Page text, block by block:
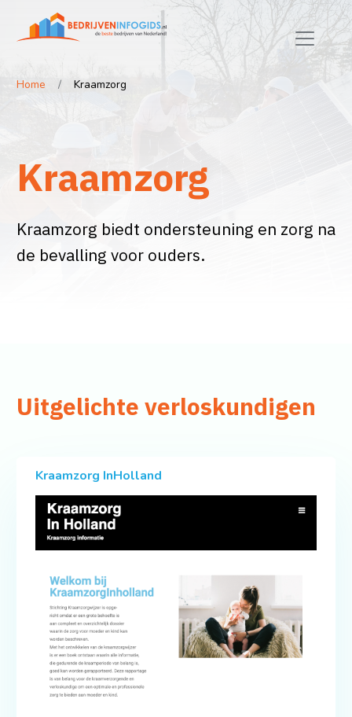
Home Kraamzorg
Kraamzorg
Kraamzorg biedt ondersteuning en zorg na
de bevalling voor ouders.
Uitgelichte verloskundigen
Kraamzorg InHolland